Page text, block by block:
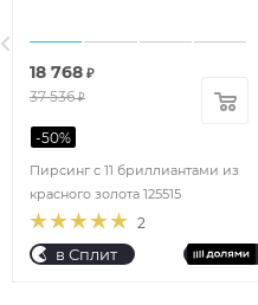
2
Пирсинг с 11 бриллиантами из
красного золота 125515
18 768 ₽
37 536₽
-50%
в Сплит